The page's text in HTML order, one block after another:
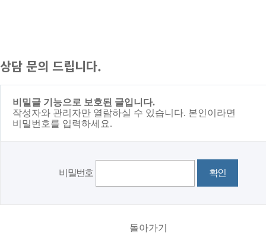
상담 문의 드립니다.
비밀글 기능으로 보호된 글입니다.
작성자와 관리자만 열람하실 수 있습니다. 본인이라면
비밀번호를 입력하세요.
비밀번호
돌아가기